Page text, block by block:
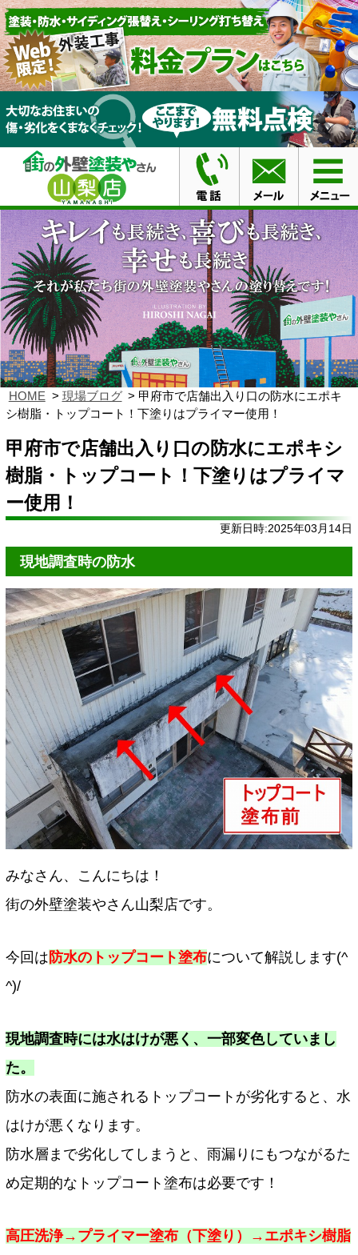
HOME 現場ブログ
甲府市で店舗出入り口の防水にエポキ
シ樹脂・トップコート！下塗りはプライマー使用！
甲府市で店舗出入り口の防水にエポキシ
樹脂・トップコート！下塗りはプライマ
ー使用！
更新日時:2025年03月14日
現地調査時の防水
みなさん、こんにちは！
街の外壁塗装やさん山梨店です。
今回は 防水のトップコート塗布について解説します(^
^)/
現地調査時には水はけが悪く、一部変色していまし
た。
防水の表面に施されるトップコートが劣化すると、水
はけが悪くなります。
防水層まで劣化してしまうと、雨漏りにもつながるた
め定期的なトップコート塗布は必要です！
高圧洗浄→プライマー塗布（下塗り）→エポキシ樹脂